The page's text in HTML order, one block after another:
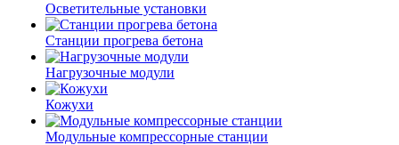
Осветительные установки
Станции прогрева бетона
Нагрузочные модули
Кожухи
Модульные компрессорные станции